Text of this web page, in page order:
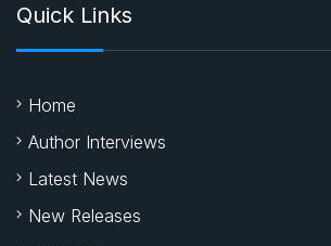
Quick Links
Home
Author Interviews
Latest News
New Releases